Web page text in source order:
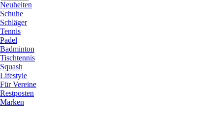
Neuheiten
Schuhe
Schläger
Tennis
Padel
Badminton
Tischtennis
Squash
Lifestyle
Für Vereine
Restposten
Marken